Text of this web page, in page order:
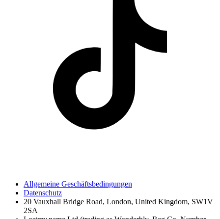
Allgemeine Geschäftsbedingungen
Datenschutz
20 Vauxhall Bridge Road, London, United Kingdom, SW1V
2SA